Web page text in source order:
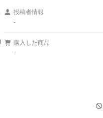
投稿者情報
-
購入した商品
-